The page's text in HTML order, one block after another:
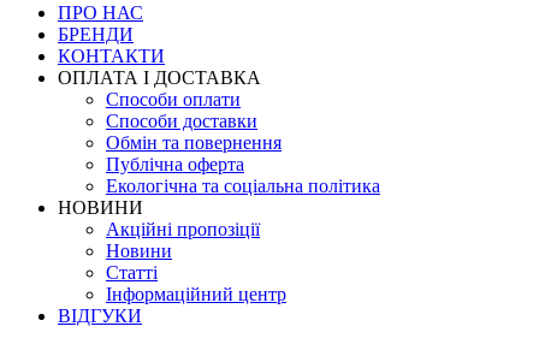
ПРО НАС
БРЕНДИ
КОНТАКТИ
ОПЛАТА І ДОСТАВКА
Способи оплати
Способи доставки
Обмін та повернення
Публічна оферта
Екологічна та соціальна політика
НОВИНИ
Акційні пропозіції
Новини
Статті
Інформаційний центр
ВІДГУКИ